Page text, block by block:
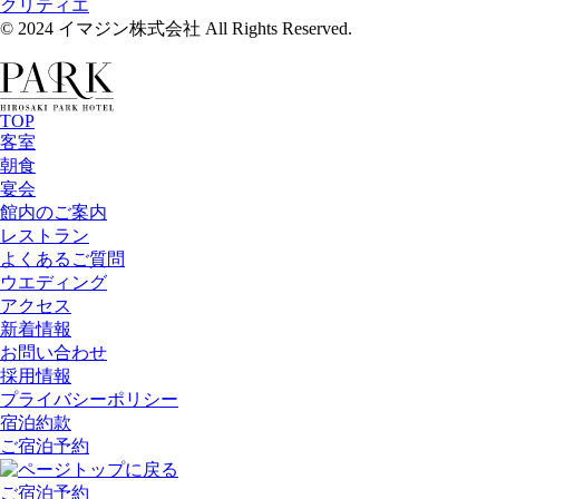
クリティエ
© 2024 イマジン株式会社 All Rights Reserved.
TOP
客室
朝食
宴会
館内のご案内
レストラン
よくあるご質問
ウエディング
アクセス
新着情報
お問い合わせ
採用情報
プライバシーポリシー
宿泊約款
ご宿泊予約
ご宿泊予約